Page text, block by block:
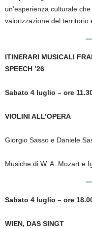
un’esperienza culturale
valorizzazione del territorio
ITINERARI MUSICALI
SPEECH ’26
Sabato 4 luglio – ore
VIOLINI ALL’OPERA
Giorgio Sasso e Daniele
Musiche di W. A. Mozart e
Sabato 4 luglio – ore
WIEN, DAS SINGT